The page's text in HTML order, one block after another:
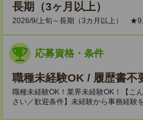
長期（3ヶ月以上）
2026/9/上旬～長期（3カ月以上） ★9
応募資格・条件
職種未経験OK / 履歴書不
職種未経験OK！業界未経験OK！【こ
さい／歓迎条件】未経験から事務経